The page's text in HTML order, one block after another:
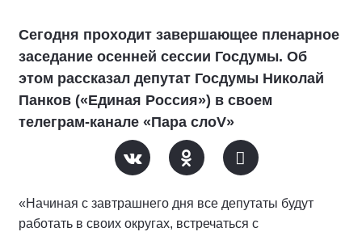
Сегодня проходит завершающее пленарное
заседание осенней сессии Госдумы. Об
этом рассказал депутат Госдумы Николай
Панков («Единая Россия») в своем
телеграм-канале «Пара слоV»
«Начиная с завтрашнего дня все депутаты будут
работать в своих округах, встречаться с